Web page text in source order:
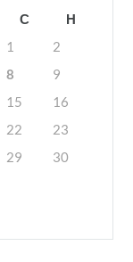
С
Н
1
2
8
9
15
16
22
23
29
30